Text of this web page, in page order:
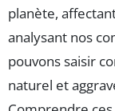
planète,
analysant nos
pouvons saisir
naturel et